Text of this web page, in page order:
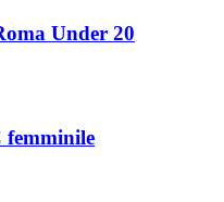
Under 20
femminile